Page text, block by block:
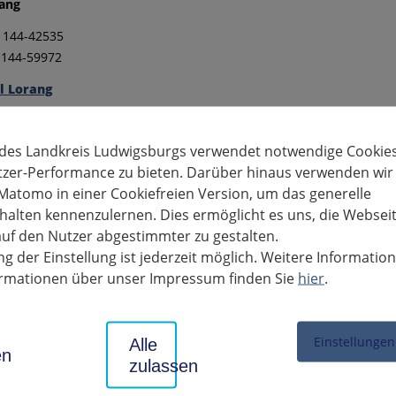
42535
59972
Lorang
406 - Beistand-, Pfleg-, und Vormundschaften
407 - Wirtschaftliche Jugendhilfe
408 - Kindertagespflege
Landkreis Ludwigsburgs verwendet notwendige
Performance zu bieten. Darüber hinaus verwenden wir
in einer Cookiefreien Version, um das generelle
kennenzulernen. Dies ermöglicht es uns, die
den Nutzer abgestimmter zu gestalten.
der Einstellung ist jederzeit möglich. Weitere
über unser Impressum finden Sie hier.
Alle
zulassen